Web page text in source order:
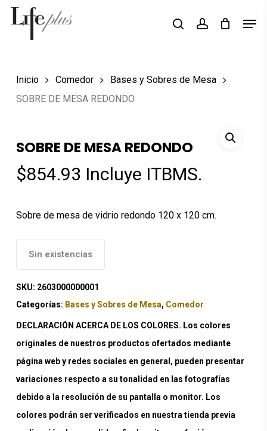
Skip
Búsqueda
productos
searchaccount
Inicio Comedor
Bases y Sobres de Mesa
SOBRE DE MESA REDONDO
SOBRE DE MESA REDONDO
$854.93 Incluye ITBMS.
Sobre de mesa de vidrio redondo 120 x 120 cm.
Sin existencias
SKU: 2603000000001
Categorías: Bases y Sobres de Mesa, Comedor
DECLARACIÓN ACERCA DE LOS COLORES. Los colores
originales de nuestros productos ofertados mediante
página web y redes sociales en general, pueden presentar
variaciones respecto a su tonalidad en las fotografías
debido a la resolución de su pantalla o monitor. Los
colores podrán ser verificados en nuestra tienda previa